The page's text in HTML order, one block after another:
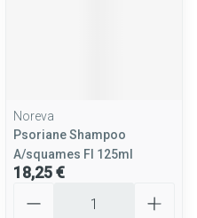
Noreva
Psoriane Shampoo
A/squames Fl 125ml
18,25 €